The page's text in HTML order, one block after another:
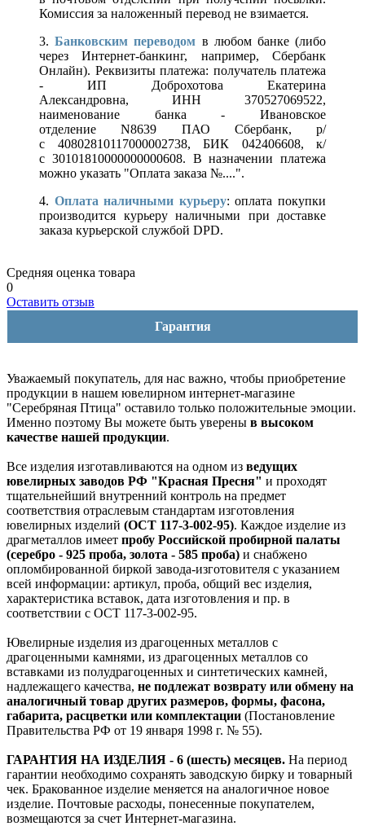
Комиссия за наложенный перевод не взимается.
3.Банковским переводом в любом банке (либо
через Интернет-банкинг, например, Сбербанк
Онлайн). Реквизиты платежа: получатель платежа
- ИП Доброхотова Екатерина
Александровна, ИНН 370527069522,
наименование банка - Ивановское
отделение N8639 ПАО Сбербанк, р/
с 40802810117000002738, БИК 042406608, к/
с 30101810000000000608. В назначении платежа
можно указать "Оплата заказа №....".
4. Оплата наличными курьеру: оплата покупки
производится курьеру наличными при доставке
заказа курьерской службой DPD.
Средняя оценка товара
0
Оставить отзыв
Гарантия
Уважаемый покупатель, для нас важно, чтобы приобретение
продукции в нашем ювелирном интернет-магазине
"Серебряная Птица" оставило только положительные эмоции.
Именно поэтому Вы можете быть уверены в высоком
качестве нашей продукции.
Все изделия изготавливаются на одном из ведущих
ювелирных заводов РФ "Красная Пресня" и проходят
тщательнейший внутренний контроль на предмет
соответствия отраслевым стандартам изготовления
ювелирных изделий (ОСТ 117-3-002-95). Каждое изделие из
драгметаллов имеет пробу Российской пробирной палаты
(серебро - 925 проба, золота - 585 проба) и снабжено
опломбированной биркой завода-изготовителя с указанием
всей информации: артикул, проба, общий вес изделия,
характеристика вставок, дата изготовления и пр. в
соответствии с ОСТ 117-3-002-95.
Ювелирные изделия из драгоценных металлов с
драгоценными камнями, из драгоценных металлов со
вставками из полудрагоценных и синтетических камней,
надлежащего качества, не подлежат возврату или обмену на
аналогичный товар других размеров, формы, фасона,
габарита, расцветки или комплектации (Постановление
Правительства РФ от 19 января 1998 г. № 55).
ГАРАНТИЯ НА ИЗДЕЛИЯ - 6 (шесть) месяцев. На период
гарантии необходимо сохранять заводскую бирку и товарный
чек. Бракованное изделие меняется на аналогичное новое
изделие. Почтовые расходы, понесенные покупателем,
возмещаются за счет Интернет-магазина.